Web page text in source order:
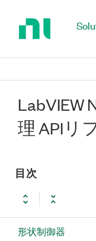
LabVIEW
理 APIリ
目次
形状制御器